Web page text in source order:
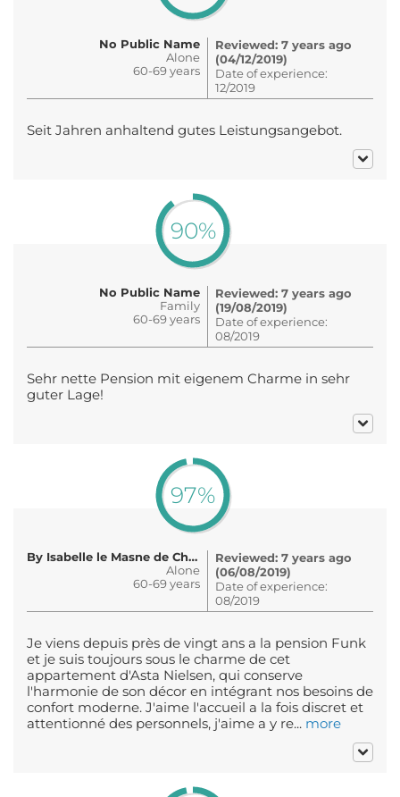
No Public Name
Alone
60-69 years
Reviewed: 7 years ago
(04/12/2019)
Date of experience:
12/2019
Seit Jahren anhaltend gutes Leistungsangebot.
90%
No Public Name
Family
60-69 years
Reviewed: 7 years ago
(19/08/2019)
Date of experience:
08/2019
Sehr nette Pension mit eigenem Charme in sehr
guter Lage!
97%
By Isabelle le Masne de Chermont
Alone
60-69 years
Reviewed: 7 years ago
(06/08/2019)
Date of experience:
08/2019
Je viens depuis près de vingt ans a la pension Funk
et je suis toujours sous le charme de cet
appartement d'Asta Nielsen, qui conserve
l'harmonie de son décor en intégrant nos besoins de
confort moderne. J'aime l'accueil a la fois discret et
attentionné des personnels, j'aime a y re... more